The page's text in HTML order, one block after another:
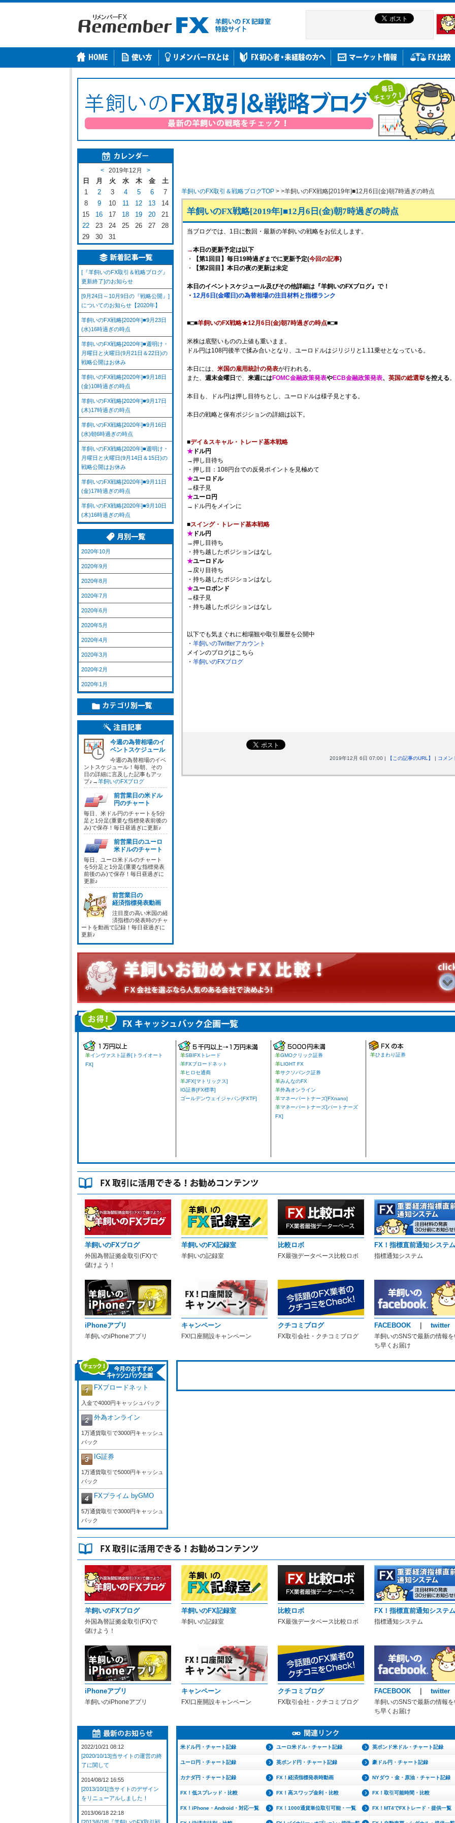
羊飼いのFX取引＆戦略ブログTOP > >羊飼いのFX戦略[2019年]■12月6日(金)朝7時過ぎの時点
羊飼いのFX戦略[2019年]■12月6日(金)朝7時過ぎの時点
当ブログでは、1日に数回・最新の羊飼いの戦略をお伝えします。
→本日の更新予定は以下
・
【第1回目】毎日19時過ぎまでに更新予定(今回の記事)
・
【第2回目】本日の夜の更新は未定
本日のイベントスケジュール及びその他詳細は『羊飼いのFXブログ』で！
・ 12月6日(金曜日)の為替相場の注目材料と指標ランク
■□■羊飼いのFX戦略★12月6日(金)朝7時過ぎの時点■□■
米株は底堅いものの上値も重いまま。
ドル円は108円後半で揉み合いとなり、ユーロドルはジリジリと1.11乗せとなっている。
本日には、 米国の雇用統計の発表が行われる。
また、 週末金曜日 で、 来週にはFOMC金融政策発表やECB金融政策発表、 英国の総選挙を控える。
本日も、ドル円は押し目待ちとし、ユーロドルは様子見とする。
本日の戦略と保有ポジションの詳細は以下。
■デイ＆スキャル・トレード基本戦略
★ ドル円
→押し目待ち
・押し目：108円台での反発ポイントを見極めて
★ユーロドル
→様子見
★ユーロ円
→ドル円をメインに
■スイング・トレード基本戦略
★ ドル円
→押し目待ち
・持ち越したポジションはなし
★ユーロドル
→戻り目待ち
・持ち越したポジションはなし
★ユーロポンド
→様子見
・持ち越したポジションはなし
以下でも気まぐれに相場観や取引履歴を公開中
・ 羊飼いのTwitterアカウント
メインのブログはこちら
・ 羊飼いのFXブログ
2019年12月 6日 07:00 | 【この記事のURL】 | コメン
< 2019年12月 >
日 月 火 水 木 金
土
1
2 3 4 5 6
7
8
9 10 11 12 13
14
15
16 17 18 19 20
21
22
23 24 25 26 27
28
29
30 31
[『羊飼いのFX取引＆戦略ブログ』
更新終了]のお知らせ
[9月24日～10月9日の『戦略公開』]
についてのお知らせ【2020年】
羊飼いのFX戦略[2020年]■9月23日
(水)16時過ぎの時点
羊飼いのFX戦略[2020年]■週明け・
月曜日と火曜日(9月21日＆22日)の
戦略公開はお休み
羊飼いのFX戦略[2020年]■9月18日
(金)10時過ぎの時点
羊飼いのFX戦略[2020年]■9月17日
(木)17時過ぎの時点
羊飼いのFX戦略[2020年]■9月16日
(水)朝6時過ぎの時点
羊飼いのFX戦略[2020年]■週明け・
月曜日と火曜日(9月14日＆15日)の
戦略公開はお休み
羊飼いのFX戦略[2020年]■9月11日
(金)17時過ぎの時点
羊飼いのFX戦略[2020年]■9月10日
(木)16時過ぎの時点
2020年10月
2020年9月
2020年8月
2020年7月
2020年6月
2020年5月
2020年4月
2020年3月
2020年2月
2020年1月
今週の為替相場のイ
ベントスケジュール
今週の為替相場のイベ
ントスケジュール！毎朝、その
日の詳細に言及した記事もアッ
プ♪→羊飼いのFXブログ
前営業日の米ドル
円のチャート
毎日、米ドル円のチャートを5分
足と1分足(重要な指標発表前後の
み)で保存！毎日昼過ぎに更新♪
前営業日のユーロ
米ドルのチャート
毎日、ユーロ米ドルのチャート
を5分足と1分足(重要な指標発表
前後のみ)で保存！毎日昼過ぎに
更新♪
前営業日の
経済指標発表動画
注目度の高い米国の経
済指標の発表時のチャ
ートを動画で記録！毎日昼過ぎに
更新♪
羊インヴァスト証券[トライオート
FX]
羊SBIFXトレード
羊FXブロードネット
羊ヒロセ通商
羊JFX[マトリックス]
IG証券[FX標準]
ゴールデンウェイジャパン[FXTF]
羊GMOクリック証券
羊LIGHT FX
羊サクソバンク証券
羊みんなのFX
羊外為オンライン
羊マネーパートナーズ[FXnano]
羊マネーパートナーズ[パートナーズ
FX]
羊ひまわり証券
羊飼いのFXブログ
外国為替証拠金取引(FX)で
儲けよう！
羊飼いのFX記録室
羊飼いの記録室
比較ロボ
FX最強データベース比較ロボ
FX！指標直前通知システム
指標通知システム
iPhoneアプリ
羊飼いのiPhoneアプリ
キャンペーン
FX!口座開設キャンペーン
クチコミブログ
FX取引会社・クチコミブログ
FACEBOOK twitter
羊飼いのSNSで最新の情報
ち早くお届け
FXブロードネット
入金で4000円キャッシュバック
外為オンライン
1万通貨取引で3000円キャッシュ
バック
IG証券
1万通貨取引で5000円キャッシュ
バック
FXプライム byGMO
5万通貨取引で3000円キャッシュ
バック
羊飼いのFXブログ
外国為替証拠金取引(FX)で
儲けよう！
羊飼いのFX記録室
羊飼いの記録室
比較ロボ
FX最強データベース比較ロボ
FX！指標直前通知システム
指標通知システム
iPhoneアプリ
羊飼いのiPhoneアプリ
キャンペーン
FX!口座開設キャンペーン
クチコミブログ
FX取引会社・クチコミブログ
FACEBOOK twitter
羊飼いのSNSで最新の情報
ち早くお届け
米ドル円・チャート記録 ユーロ米ドル・チャート記録 英ポンド米ドル・チャート記録
ユーロ円・チャート記録 英ポンド円・チャート記録 豪ドル円・チャート記録
カナダ円・チャート記録 FX！経済指標発表時動画 NYダウ・金・原油・チャート記録
FX！低スプレッド・比較 FX！高スワップ金利・比較 FX！取引可能時間・比較
FX！iPhone・Android・対応一覧 FX！1000通貨単位取引可能・一覧 FX！MT4でFXトレード・提供一覧
2022/10/21 08:12
[2020/10/13]当サイトの運営の終
了に関して
2014/08/12 16:55
[2013/10/1]当サイトのデザイン
をリニューアルしました！
2013/06/18 22:18